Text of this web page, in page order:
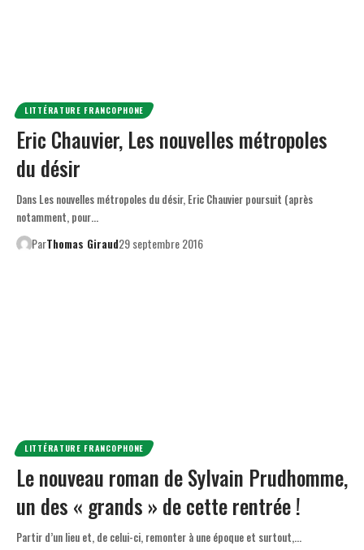
LITTÉRATURE FRANCOPHONE
Eric Chauvier, Les nouvelles métropoles
du désir
Dans Les nouvelles métropoles du désir, Eric Chauvier poursuit (après
notamment, pour…
ParThomas Giraud29 septembre 2016
LITTÉRATURE FRANCOPHONE
Le nouveau roman de Sylvain Prudhomme,
un des « grands » de cette rentrée !
Partir d’un lieu et, de celui-ci, remonter à une époque et surtout,…